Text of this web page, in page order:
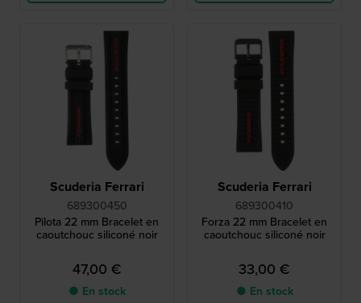
Scuderia Ferrari
689300450
Pilota 22 mm Bracelet en
caoutchouc siliconé noir
47,00 €
● En stock
Scuderia Ferrari
689300410
Forza 22 mm Bracelet en
caoutchouc siliconé noir
33,00 €
● En stock